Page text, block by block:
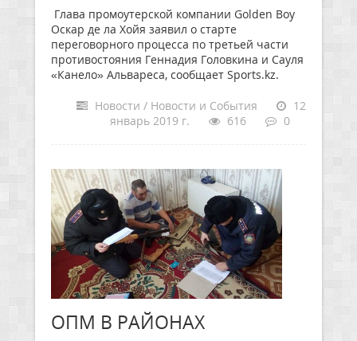
Глава промоутерской компании Golden Boy
Оскар де ла Хойя заявил о старте
переговорного процесса по третьей части
противостояния Геннадия Головкина и Сауля
«Канело» Альвареса, сообщает Sports.kz.
Новости / Новости и События
12
январь 2019 г.
616 0
ОПМ В РАЙОНАХ